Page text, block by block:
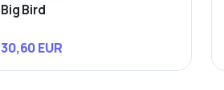
Big Bird
30,60 EUR